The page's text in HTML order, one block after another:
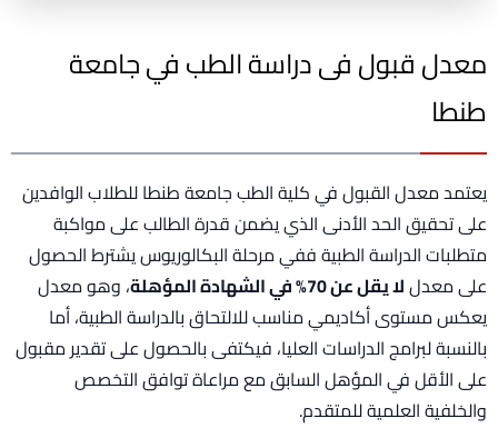
معدل قبول فى دراسة الطب في جامعة
طنطا
يعتمد معدل القبول في كلية الطب جامعة طنطا للطلاب الوافدين
على تحقيق الحد الأدنى الذي يضمن قدرة الطالب على مواكبة
متطلبات الدراسة الطبية ففي مرحلة البكالوريوس يشترط الحصول
على معدللا يقل عن 70% في الشهادة المؤهلة
، وهو معدل
يعكس مستوى أكاديمي مناسب للالتحاق بالدراسة الطبية، أما
بالنسبة لبرامج الدراسات العليا، فيكتفى بالحصول على تقدير مقبول
على الأقل في المؤهل السابق مع مراعاة توافق التخصص
والخلفية العلمية للمتقدم.